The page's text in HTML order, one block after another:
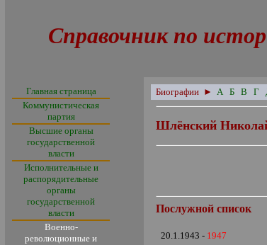
Справочник по
Главная страница
Коммунистическая
партия
Высшие органы
государственной
власти
Исполнительные и
распорядительные
органы
государственной
власти
Военно-
революционные и
Биографии ► А Б В Г
Шлёнский
Послужной список
20.1.1943 - 1947